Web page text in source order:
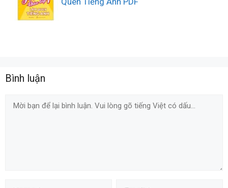
Bình luận
Comment